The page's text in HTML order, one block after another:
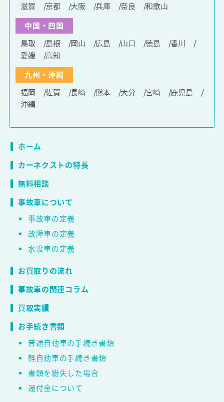
滋賀
京都 大阪 兵庫 奈良
和歌山
中国・四国
鳥取
島根 岡山 広島 山口 徳島
香川
愛媛
高知
九州・沖縄
福岡
佐賀 長崎 熊本 大分 宮崎
鹿児島
沖縄
ホーム
カーネクストの特長
無料相談
事故車について
事故車の定義
故障車の定義
水没車の定義
お買取りの流れ
事故車の関連コラム
買取実績
お手続き書類
普通自動車の手続き書類
軽自動車の手続き書類
書類を紛失した場合
還付金について